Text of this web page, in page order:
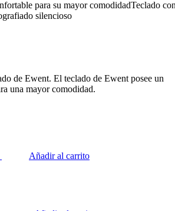
para su mayor comodidadTeclado
silencioso
de Ewent. El teclado de Ewent posee un
una mayor comodidad.
Añadir al carrito